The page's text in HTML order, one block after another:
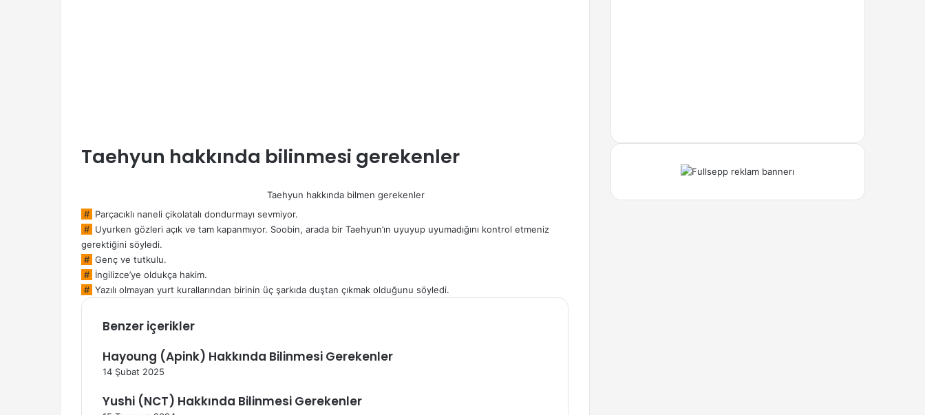
Taehyun hakkında bilinmesi gerekenler
Taehyun hakkında bilmen gerekenler
# Parçacıklı naneli çikolatalı dondurmayı sevmiyor.
# Uyurken gözleri açık ve tam kapanmıyor. Soobin, arada bir Taehyun’ın uyuyup uyumadığını kontrol etmeniz
gerektiğini söyledi.
# Genç ve tutkulu.
# İngilizce’ye oldukça hakim.
# Yazılı olmayan yurt kurallarından birinin üç şarkıda duştan çıkmak olduğunu söyledi.
Benzer içerikler
Hayoung (Apink) Hakkında Bilinmesi Gerekenler
14 Şubat 2025
Yushi (NCT) Hakkında Bilinmesi Gerekenler